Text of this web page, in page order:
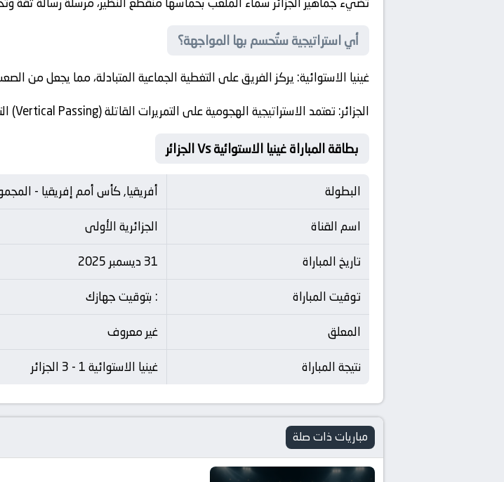
أي استراتيجية ستُحسم بها المواجهة؟
غينيا الاستوائية: يركز الفريق على التغطية الجماعية المتبادلة، مما يجعل من
الجزائر: تعتمد الاستراتيجية الهجومية على التمريرات القاتلة (Vertical Passing) التي تكسر خطوط الخصم بلمسة واحدة.
بطاقة المباراة غينيا الاستوائية Vs الجزائر
البطولة
أفريقيا, كأس أمم إفريقيا -
اسم القناة
الجزائرية الأولى
تاريخ المباراة
31 ديسمبر 2025
توقيت المباراة
: بتوقيت جهازك
المعلق
غير معروف
نتيجة المباراة
غينيا الاستوائية 1 - 3 الجزائر
مباريات ذات صلة